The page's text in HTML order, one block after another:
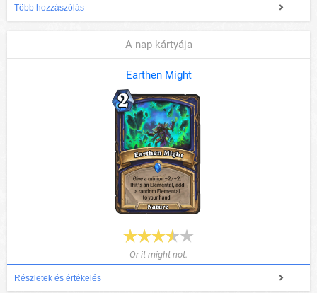
Több hozzászólás
A nap kártyája
Earthen Might
Or it might not.
Részletek és értékelés